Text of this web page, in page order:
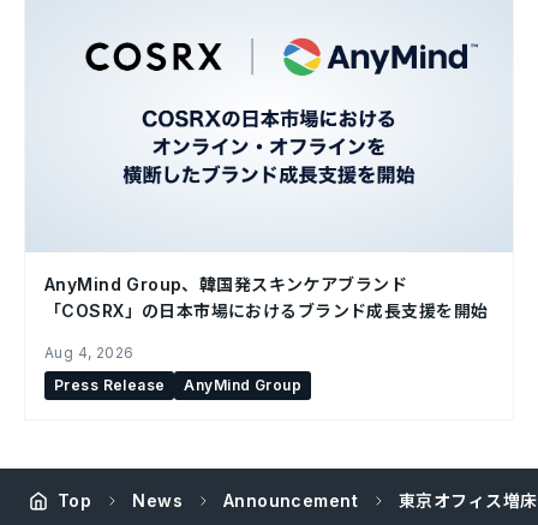
AnyMind Group、韓国発スキンケアブランド
「COSRX」の日本市場におけるブランド成長支援を開始
Aug 4, 2026
Press Release
AnyMind Group
Top News Announcement 東京オフィス増